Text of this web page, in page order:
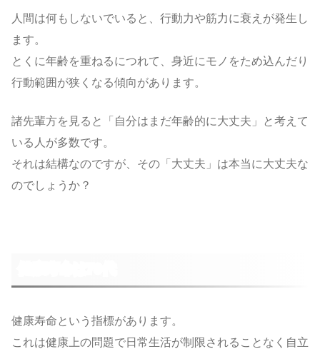
人間は何もしないでいると、行動力や筋力に衰えが発生し
ます。
とくに年齢を重ねるにつれて、身近にモノをため込んだり
行動範囲が狭くなる傾向があります。
諸先輩方を見ると「自分はまだ年齢的に大丈夫」と考えて
いる人が多数です。
それは結構なのですが、その「大丈夫」は本当に大丈夫な
のでしょうか？
健康寿命という指標があります。
これは健康上の問題で日常生活が制限されることなく自立